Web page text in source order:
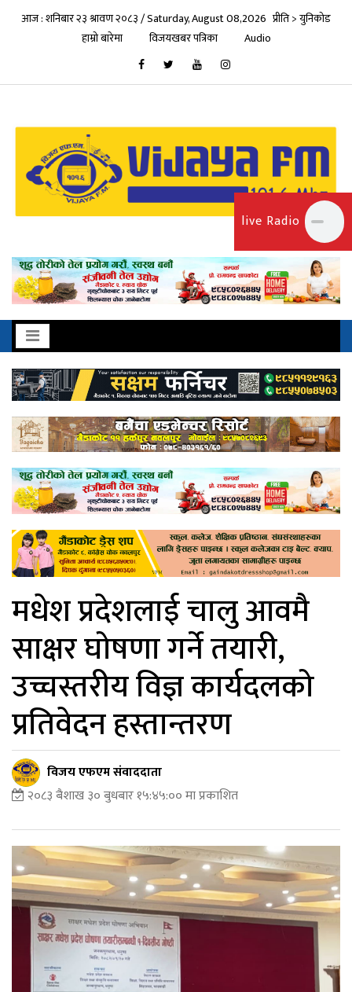
आज : शनिबार २३ श्रावण २०८३ / Saturday, August 08,2026 प्रीति > युनिकोड
हाम्रो बारेमा
विजयखबर पत्रिका Audio
मधेश प्रदेशलाई चालु आवमै
साक्षर घोषणा गर्ने तयारी,
उच्चस्तरीय विज्ञ कार्यदलको
प्रतिवेदन हस्तान्तरण
विजय एफएम संवाददाता
२०८३ बैशाख ३० बुधबार १५:४५:०० मा प्रकाशित
live Radio